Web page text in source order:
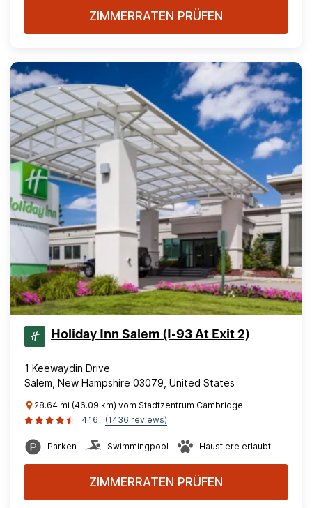
ZIMMERRATEN PRÜFEN
Holiday Inn Salem (I-93 At Exit 2)
1 Keewaydin Drive
Salem, New Hampshire 03079, United States
28.64 mi (46.09 km) vom Stadtzentrum Cambridge
4.16
(1436 reviews)
Parken Swimmingpool Haustiere erlaubt
ZIMMERRATEN PRÜFEN